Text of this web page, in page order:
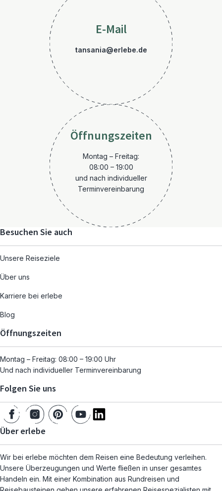
E-Mail
tansania@erlebe.de
Öffnungszeiten
Montag – Freitag:
08:00 – 19:00
und nach individueller
Terminvereinbarung
Besuchen Sie auch
Unsere Reiseziele
Über uns
Karriere bei erlebe
Blog
Öffnungszeiten
Montag – Freitag: 08:00 – 19:00 Uhr
Und nach individueller Terminvereinbarung
Folgen Sie uns
Über erlebe
Wir bei erlebe möchten dem Reisen eine Bedeutung verleihen.
Unsere Überzeugungen und Werte fließen in unser gesamtes
Handeln ein. Mit einer Kombination aus Rundreisen und